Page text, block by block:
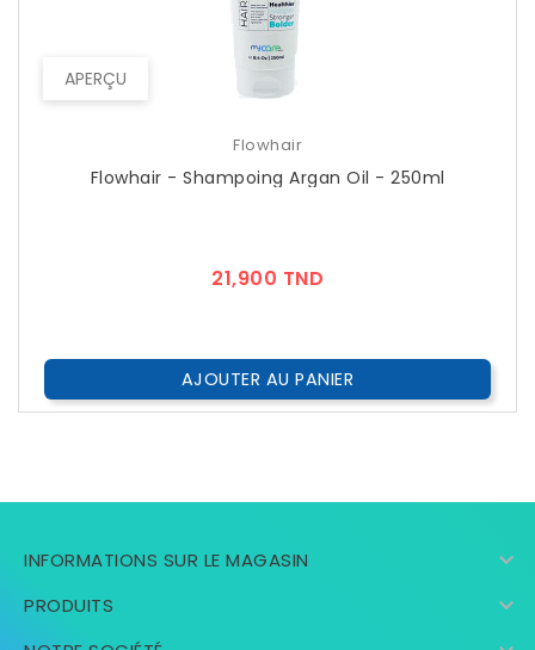
APERÇU
Flowhair
Flowhair - Shampoing Argan Oil - 250ml
21,900 TND
AJOUTER AU PANIER
INFORMATIONS SUR LE MAGASIN 
PRODUITS 